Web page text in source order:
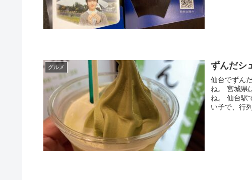
グルメ ずんだシ
仙台でずんだシェイ
ね。 宮城県は、ずんだの生産地です。 ずんだ餅などがおいしいですよ
ね。 仙台駅で買ったのですが、ずんだ茶寮という有名なお店です。 若
い子で、行